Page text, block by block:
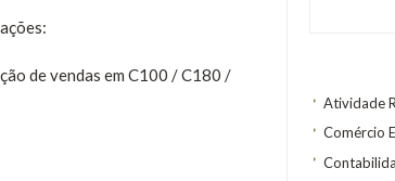
Atividade
Comércio
de vendas em C100 / C180 /